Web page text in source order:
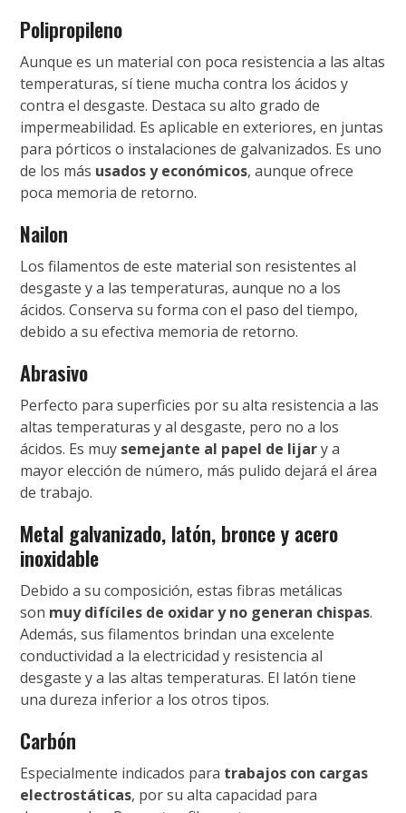
Polipropileno
Aunque es un material con poca resistencia a las altas
temperaturas, sí tiene mucha contra los ácidos y
contra el desgaste. Destaca su alto grado de
impermeabilidad. Es aplicable en exteriores, en juntas
para pórticos o instalaciones de galvanizados. Es uno
de los más usados y económicos, aunque ofrece
poca memoria de retorno.
Nailon
Los filamentos de este material son resistentes al
desgaste y a las temperaturas, aunque no a los
ácidos. Conserva su forma con el paso del tiempo,
debido a su efectiva memoria de retorno.
Abrasivo
Perfecto para superficies por su alta resistencia a las
altas temperaturas y al desgaste, pero no a los
ácidos. Es muy semejante al papel de lijary a
mayor elección de número, más pulido dejará el área
de trabajo.
Metal galvanizado, latón, bronce y acero
inoxidable
Debido a su composición, estas fibras metálicas
son muy difíciles de oxidar y no generan chispas.
Además, sus filamentos brindan una excelente
conductividad a la electricidad y resistencia al
desgaste y a las altas temperaturas. El latón tiene
una dureza inferior a los otros tipos.
Carbón
Especialmente indicados para trabajos con cargas
electrostáticas, por su alta capacidad para